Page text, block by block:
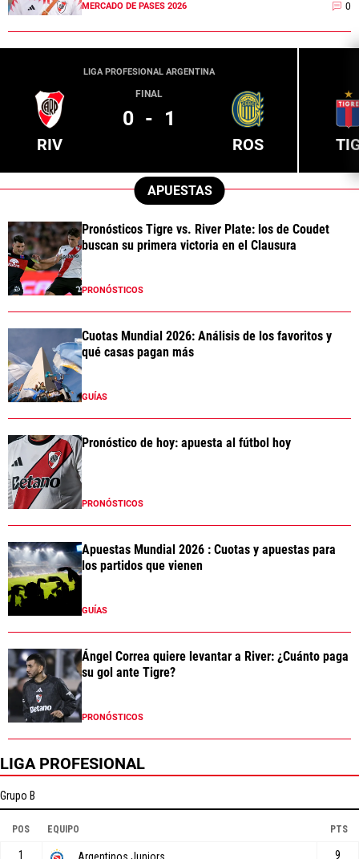
MERCADO DE PASES 2026 0
LIGA PROFESIONAL ARGENTINA
RIV
FINAL
0 - 1
ROS
APUESTAS
Pronósticos Tigre vs. River Plate: los de Coudet
buscan su primera victoria en el Clausura
PRONÓSTICOS
Cuotas Mundial 2026: Análisis de los favoritos y
qué casas pagan más
GUÍAS
Pronóstico de hoy: apuesta al fútbol hoy
PRONÓSTICOS
Apuestas Mundial 2026 : Cuotas y apuestas para
los partidos que vienen
GUÍAS
Ángel Correa quiere levantar a River: ¿Cuánto paga
su gol ante Tigre?
PRONÓSTICOS
LIGA PROFESIONAL